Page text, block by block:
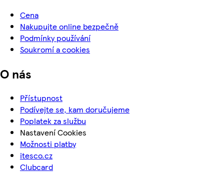
Cena
Nakupujte online bezpečně
Podmínky používání
Soukromí a cookies
O nás
Přístupnost
Podívejte se, kam doručujeme
Poplatek za službu
Nastavení Cookies
Možnosti platby
itesco.cz
Clubcard